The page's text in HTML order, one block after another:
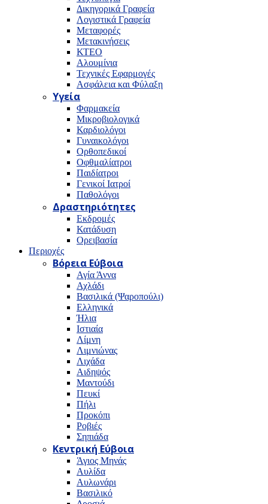
Δικηγορικά Γραφεία
Λογιστικά Γραφεία
Μεταφορές
Μετακινήσεις
ΚΤΕΟ
Αλουμίνια
Τεχνικές Εφαρμογές
Ασφάλεια και Φύλαξη
Υγεία
Φαρμακεία
Μικροβιολογικά
Καρδιολόγοι
Γυναικολόγοι
Ορθοπεδικοί
Οφθμαλίατροι
Παιδίατροι
Γενικοί Ιατροί
Παθολόγοι
Δραστηριότητες
Εκδρομές
Κατάδυση
Ορειβασία
Περιοχές
Βόρεια Εύβοια
Αγία Άννα
Αχλάδι
Βασιλικά (Ψαροπούλι)
Ελληνικά
Ήλια
Ιστιαία
Λίμνη
Λιμνιώνας
Λιχάδα
Αιδηψός
Μαντούδι
Πευκί
Πήλι
Προκόπι
Ροβιές
Σηπιάδα
Κεντρική Εύβοια
Άγιος Μηνάς
Αυλίδα
Αυλωνάρι
Βασιλικό